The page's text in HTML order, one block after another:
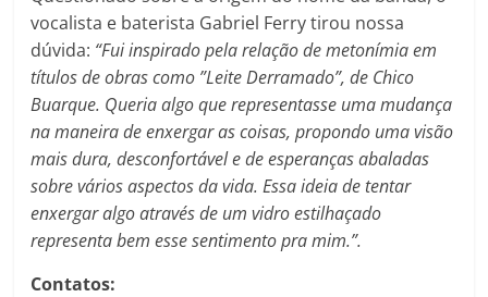
vocalista e baterista Gabriel Ferry tirou nossa
dúvida: “Fui inspirado pela relação de metonímia em
títulos de obras como ”Leite Derramado”, de Chico
Buarque. Queria algo que representasse uma mudança
na maneira de enxergar as coisas, propondo uma visão
mais dura, desconfortável e de esperanças abaladas
sobre vários aspectos da vida. Essa ideia de tentar
enxergar algo através de um vidro estilhaçado
representa bem esse sentimento pra mim.”.
Contatos: